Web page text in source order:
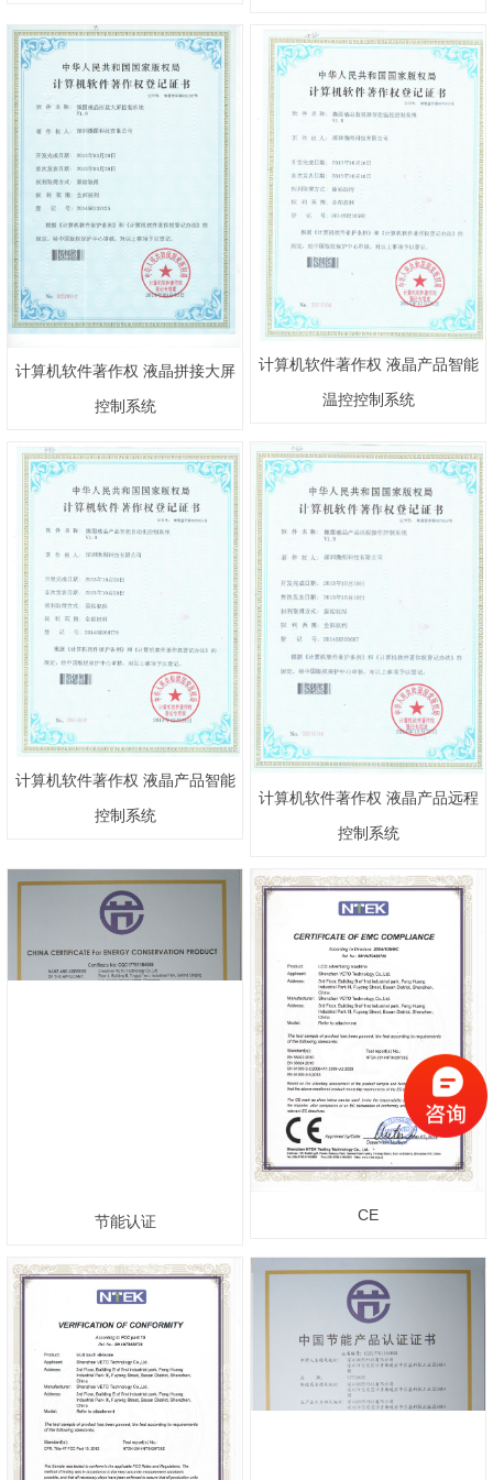
计算机软件著作权 液晶拼接大屏
控制系统
计算机软件著作权 液晶产品智能
温控控制系统
计算机软件著作权 液晶产品智能
控制系统
计算机软件著作权 液晶产品远程
控制系统
节能认证 CE